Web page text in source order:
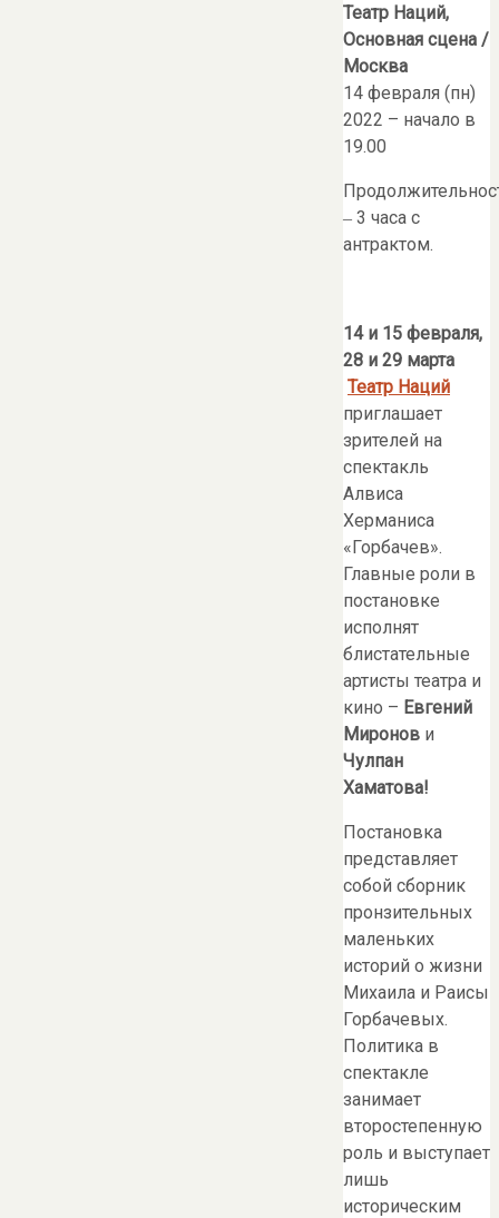
Театр Наций,
Основная сцена /
Москва
14 февраля (пн)
2022 – начало в
19.00
‒ 3 часа с
антрактом.
14 и 15 февраля,
28 и 29 марта
Театр Наций
приглашает
зрителей на
спектакль
Алвиса
Херманиса
«Горбачев».
Главные роли в
постановке
исполнят
блистательные
артисты театра и
кино – Евгений
Миронов и
Чулпан
Хаматова!
Постановка
представляет
собой сборник
пронзительных
маленьких
историй о жизни
Михаила и Раисы
Горбачевых.
Политика в
спектакле
занимает
второстепенную
роль и выступает
лишь
историческим